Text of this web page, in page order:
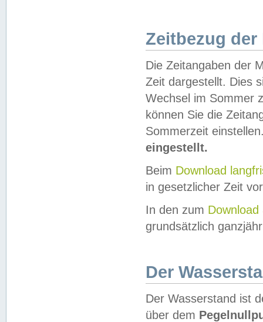
Zeitbezug der
Die Zeitangaben der
Zeit dargestellt. Dies
Wechsel im Sommer
können Sie die
Sommerzeit
eingestellt.
Beim Download
in gesetzlicher Zeit
In den zum Download
grundsätzlich
Der
Der Wasserstand ist
über dem